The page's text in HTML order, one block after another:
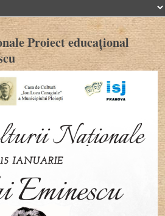
Proiect educațional